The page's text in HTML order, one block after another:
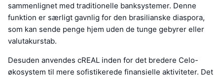
sammenlignet med traditionelle banksystemer. Denne
funktion er særligt gavnlig for den brasilianske diaspora,
som kan sende penge hjem uden de tunge gebyrer eller
valutakurstab.
Desuden anvendes cREAL inden for det bredere Celo-
økosystem til mere sofistikerede finansielle aktiviteter. Det